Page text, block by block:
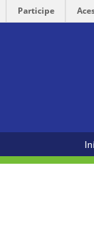
Participe